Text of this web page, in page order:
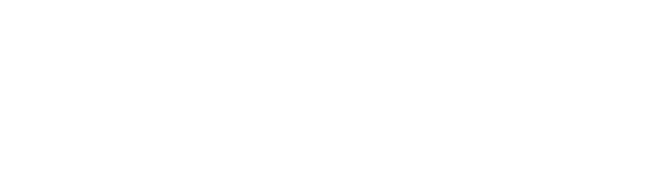
01_Pharmakovigilanz/tam_Pharmakovigilanz_node.html